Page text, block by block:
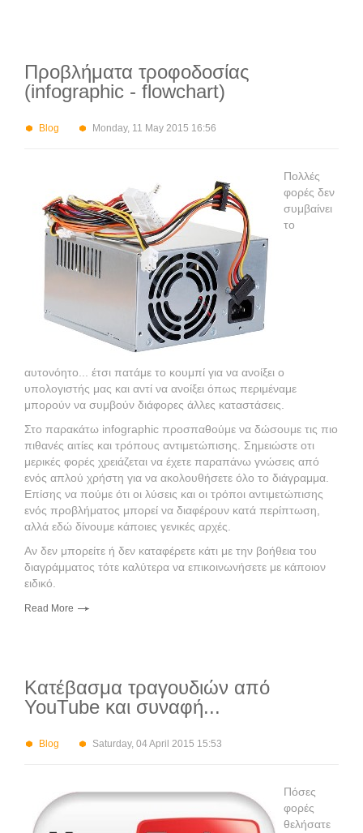
Προβλήματα τροφοδοσίας
(infographic - flowchart)
Blog Monday, 11 May 2015 16:56
Πολλές
φορές δεν
συμβαίνει
το
αυτονόητο... έτσι πατάμε το κουμπί για να ανοίξει ο
υπολογιστής μας και αντί να ανοίξει όπως περιμέναμε
μπορούν να συμβούν διάφορες άλλες καταστάσεις.
Στο παρακάτω infographic προσπαθούμε να δώσουμε τις πιο
πιθανές αιτίες και τρόπους αντιμετώπισης. Σημειώστε οτι
μερικές φορές χρειάζεται να έχετε παραπάνω γνώσεις από
ενός απλού χρήστη για να ακολουθήσετε όλο το διάγραμμα.
Επίσης να πούμε ότι οι λύσεις και οι τρόποι αντιμετώπισης
ενός προβλήματος μπορεί να διαφέρουν κατά περίπτωση,
αλλά εδώ δίνουμε κάποιες γενικές αρχές.
Αν δεν μπορείτε ή δεν καταφέρετε κάτι με την βοήθεια του
διαγράμματος τότε καλύτερα να επικοινωνήσετε με κάποιον
ειδικό.
Read More
Κατέβασμα τραγουδιών από
YouTube και συναφή...
Blog Saturday, 04 April 2015 15:53
Πόσες
φορές
θελήσατε